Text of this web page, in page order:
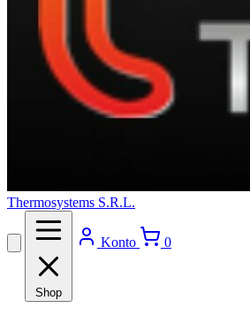
Thermosystems S.R.L.
Shop
Konto 0